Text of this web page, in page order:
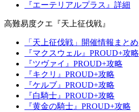
『エーテリアルプラス』詳細
高難易度クエ『天上征伐戦』
「天上征伐戦」開催情報まとめ
『マクスウェル』PROUD+攻略
『ツヴァイ』PROUD+攻略
『キクリ』PROUD+攻略
『ケルブ』PROUD+攻略
『白騎士』PROUD+攻略
『黄金の騎士』PROUD+攻略